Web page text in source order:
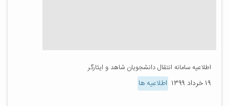
اطلاعیه سامانه انتقال دانشجویان شاهد و ایثارگر
۱۹ خرداد ۱۳۹۹ اطلاعیه ها